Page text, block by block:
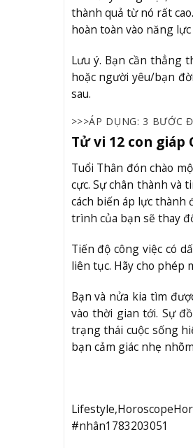
thành quả từ nó rất
hoàn toàn vào năng
Lưu ý. Bạn cần thẳng
hoặc người yêu/bạn
sau.
>>>ÁP DỤNG: 3 BƯỚC
Tử vi 12 con giáp
Tuổi Thân đón chào
cực. Sự chân thành và
cách biến áp lực thành
trình của bạn sẽ thay
Tiến độ công việc có
liên tục. Hãy cho phép
Bạn và nửa kia tìm
vào thời gian tới. Sự
trạng thái cuộc sống
bạn cảm giác nhẹ
#nhân1783203051